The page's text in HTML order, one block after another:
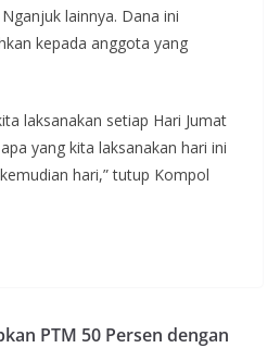
lainnya. Dana ini
kepada anggota yang
laksanakan setiap Hari Jumat
yang kita laksanakan hari ini
hari,” tutup Kompol
PTM 50 Persen dengan